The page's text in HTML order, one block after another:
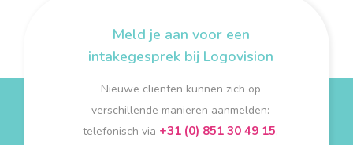
Meld je aan voor een
intakegesprek bij Logovision
Nieuwe cliënten kunnen zich op
verschillende manieren aanmelden:
telefonisch via +31 (0) 851 30 49 15,